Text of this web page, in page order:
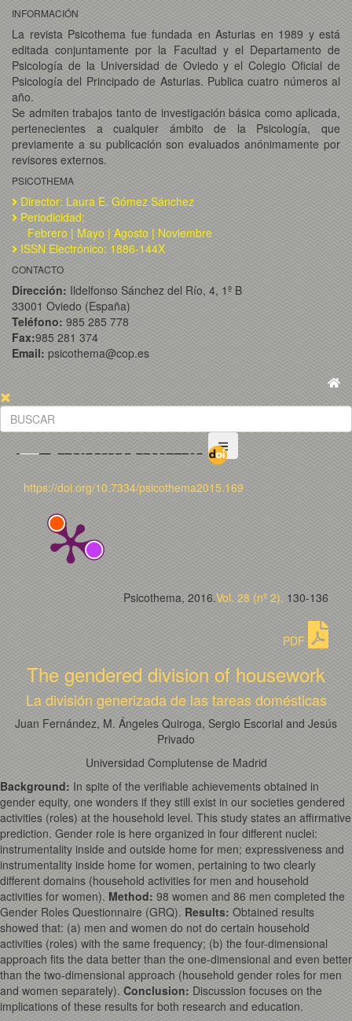
INFORMACIÓN
La revista Psicothema fue fundada en Asturias en 1989 y está
editada conjuntamente por la Facultad y el Departamento de
Psicología de la Universidad de Oviedo y el Colegio Oficial de
Psicología del Principado de Asturias. Publica cuatro números al
año.
Se admiten trabajos tanto de investigación básica como aplicada,
pertenecientes a cualquier ámbito de la Psicología, que
previamente a su publicación son evaluados anónimamente por
revisores externos.
PSICOTHEMA
Director: Laura E. Gómez Sánchez
Periodicidad:
Febrero | Mayo | Agosto | Noviembre
ISSN Electrónico: 1886-144X
CONTACTO
Dirección: Ildelfonso Sánchez del Río, 4, 1º B
33001 Oviedo (España)
Teléfono: 985 285 778
Fax:985 281 374
Email: psicothema@cop.es
https://doi.org/10.7334/psicothema2015.169
Psicothema, 2016.Vol. 28 (nº 2). 130-136
PDF
The gendered division of housework
La división generizada de las tareas domésticas
Juan Fernández, M. Ángeles Quiroga, Sergio Escorial and Jesús
Privado
Universidad Complutense de Madrid
Background: In spite of the verifiable achievements obtained in
gender equity, one wonders if they still exist in our societies gendered
activities (roles) at the household level. This study states an affirmative
prediction. Gender role is here organized in four different nuclei:
instrumentality inside and outside home for men; expressiveness and
instrumentality inside home for women, pertaining to two clearly
different domains (household activities for men and household
activities for women). Method: 98 women and 86 men completed the
Gender Roles Questionnaire (GRQ). Results: Obtained results
showed that: (a) men and women do not do certain household
activities (roles) with the same frequency; (b) the four-dimensional
approach fits the data better than the one-dimensional and even better
than the two-dimensional approach (household gender roles for men
and women separately). Conclusion: Discussion focuses on the
implications of these results for both research and education.